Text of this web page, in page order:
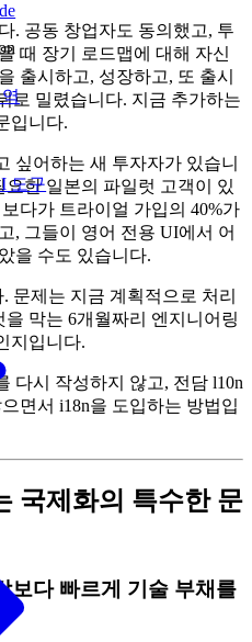
도구
. 공동 창업자도 동의했고, 투
때 장기 로드맵에 대해 자신
출시하고, 성장하고, 또 출시
밀렸습니다. 지금 추가하는
입니다.
싶어하는 새 투자자가 있습니
한 일본의 파일럿 고객이 있
다가 트라이얼 가입의 40%가
, 그들이 영어 전용 UI에서 어
을 수도 있습니다.
문제는 지금 계획적으로 처리
막는 6개월짜리 엔지니어링
지입니다.
다시 작성하지 않고, 전담 l10n
면서 i18n을 도입하는 방법입
국제화의 특수한 문
다 빠르게 기술 부채를